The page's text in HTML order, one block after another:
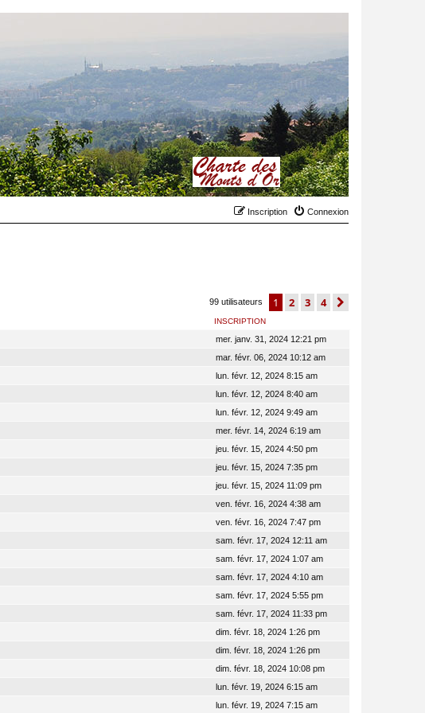
Connexion
Inscription
99 utilisateurs 1 2 3 4
INSCRIPTION
mer. janv. 31, 2024 12:21 pm
mar. févr. 06, 2024 10:12 am
lun. févr. 12, 2024 8:15 am
lun. févr. 12, 2024 8:40 am
lun. févr. 12, 2024 9:49 am
mer. févr. 14, 2024 6:19 am
jeu. févr. 15, 2024 4:50 pm
jeu. févr. 15, 2024 7:35 pm
jeu. févr. 15, 2024 11:09 pm
ven. févr. 16, 2024 4:38 am
ven. févr. 16, 2024 7:47 pm
sam. févr. 17, 2024 12:11 am
sam. févr. 17, 2024 1:07 am
sam. févr. 17, 2024 4:10 am
sam. févr. 17, 2024 5:55 pm
sam. févr. 17, 2024 11:33 pm
dim. févr. 18, 2024 1:26 pm
dim. févr. 18, 2024 1:26 pm
dim. févr. 18, 2024 10:08 pm
lun. févr. 19, 2024 6:15 am
lun. févr. 19, 2024 7:15 am